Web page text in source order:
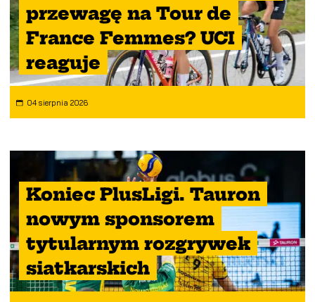
przewagę na Tour de
France Femmes? UCI
reaguje
04 sierpnia 2026
Koniec PlusLigi. Tauron
nowym sponsorem
tytularnym rozgrywek
siatkarskich